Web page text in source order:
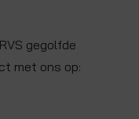
gegolfde
met ons op: